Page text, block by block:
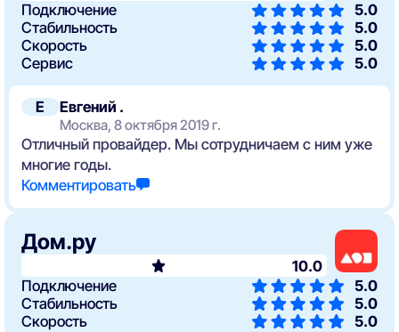
Е Евгений .
Москва, 8 октября 2019 г.
Отличный провайдер. Мы сотрудничаем с ним уже
многие годы.
Комментировать
Подключение
5.0
Стабильность
5.0
Скорость
5.0
Сервис
5.0
Дом.ру
10.0
Подключение
5.0
Стабильность
5.0
Скорость
5.0